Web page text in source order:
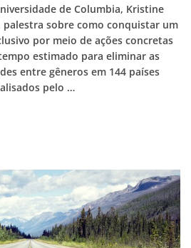
de Columbia, Kristine
palestra sobre como conquistar um
por meio de ações concretas
estimado para eliminar as
entre gêneros em 144 países
pelo …